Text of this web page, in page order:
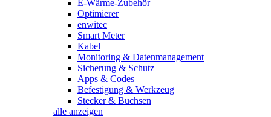
E-Wärme-Zubehör
Optimierer
enwitec
Smart Meter
Kabel
Monitoring & Datenmanagement
Sicherung & Schutz
Apps & Codes
Befestigung & Werkzeug
Stecker & Buchsen
alle anzeigen